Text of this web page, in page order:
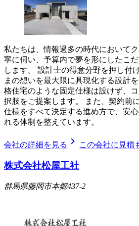
私たちは、情報過多の時代において
寧に伺い、予算内で夢を形にしたこ
します。 設計士の得意分野を押し付
まの想いを最大限に具現化する設計
格住宅のような固定仕様は設けず、
択肢をご提案します。 また、契約前
仕様をすべて決定する進め方で、安
れる体制を整えています。
会社の詳細を見る chevron_right この会社に見積
株式会社松屋工社
群馬県藤岡市本郷437-2